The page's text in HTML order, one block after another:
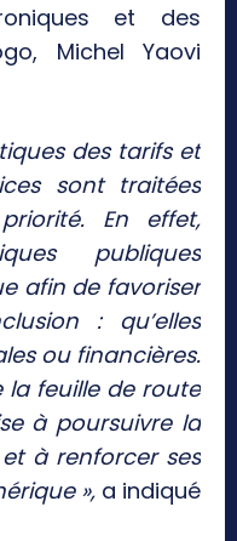
et des
Michel Yaovi
des tarifs et
sont traitées
En effet,
publiques
afin de favoriser
: qu’elles
ou financières.
la feuille de route
à poursuivre la
à renforcer ses
», a indiqué